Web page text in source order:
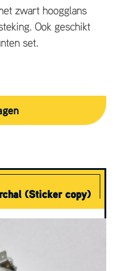
zwart hoogglans
Ook geschikt
set.
(Sticker copy)